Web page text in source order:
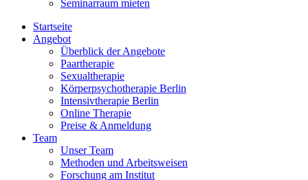
Seminarraum mieten
Startseite
Angebot
Überblick der Angebote
Paartherapie
Sexualtherapie
Körperpsychotherapie Berlin
Intensivtherapie Berlin
Online Therapie
Preise & Anmeldung
Team
Unser Team
Methoden und Arbeitsweisen
Forschung am Institut